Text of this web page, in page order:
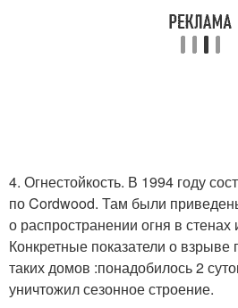
4. Огнестойкость. В 1994 году
по Cordwood. Там были
о распространении огня в стенах
Конкретные показатели о
таких домов :понадобилось 2
уничтожил сезонное строение.